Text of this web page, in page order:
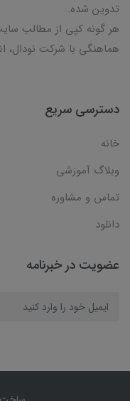
تدوین شده.
هر گونه کپی از مطالب
هماهنگی با شرکت نودال،
دسترسی سریع
خانه
وبلاگ آموزشی
تماس و مشاوره
دانلود
عضویت در خبرنامه